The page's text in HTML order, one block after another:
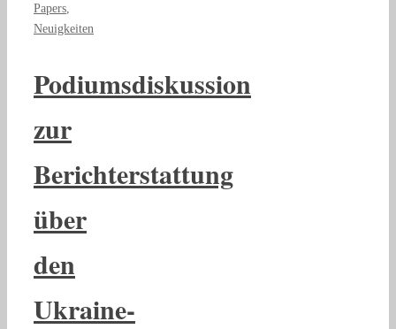
Papers
Neuigkeiten
Podiumsdiskussion
zur
Berichterstattung
über
den
Ukraine-